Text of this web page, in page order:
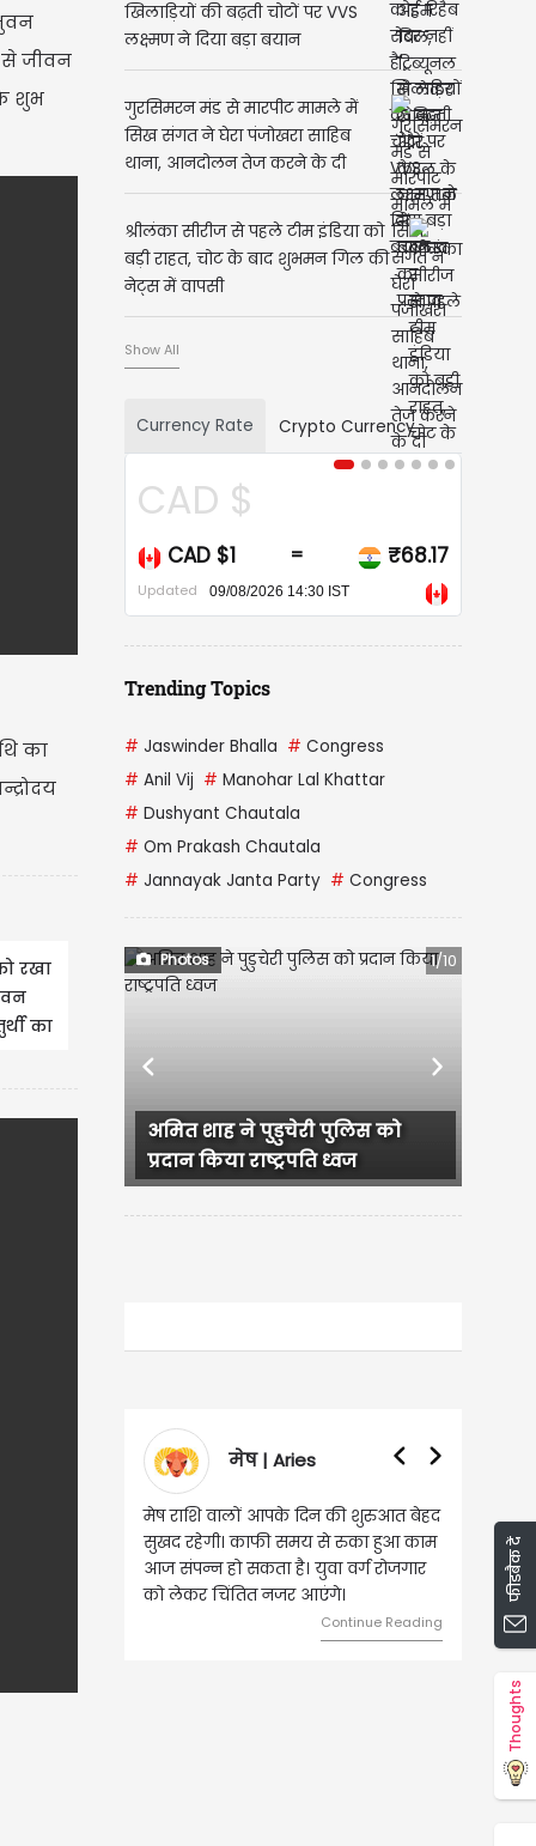
से जीवन
शुभ
का
रखा
का
खिलाड़ियों की बढ़ती चोटों पर VVS
लक्ष्मण ने दिया बड़ा बयान
गुरसिमरन मंड से मारपीट मामले में
सिख संगत ने घेरा पंजोखरा साहिब
थाना, आनदोलन तेज करने के दी
चेतावनी
श्रीलंका सीरीज से पहले टीम इंडिया को
बड़ी राहत, चोट के बाद शुभमन गिल की
नेट्स में वापसी
Show All
Currency Rate Crypto Currency
USD $
USD $1 = ₹95.14
Updated 09/08/2026 14:30 IST
Trending Topics
# Jaswinder Bhalla # Congress
# Anil Vij # Manohar Lal Khattar
# Dushyant Chautala
# Om Prakash Chautala
# Jannayak Janta Party # Congress
Photos 2/10
नई दिल्ली में आईआईटी दिल्ली के
57वें दीक्षांत समारोह के...
Previous Next
वृषभ | Taurus
वृष राशि वालों आज घर की सुख सुविधा
संबंधी चीजों पर खर्च हो सकता है। आर्थिक
स्थिति बिगड़ सकती है। सोच समझकर धन
का निवेश करें।
Continue Reading
फीडबैक दें
Thoughts